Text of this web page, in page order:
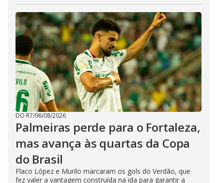
DO R7/06/08/2026
Palmeiras perde para o Fortaleza,
mas avança às quartas da Copa
do Brasil
Flaco López e Murilo marcaram os gols do Verdão, que
fez valer a vantagem construída na ida para garantir a